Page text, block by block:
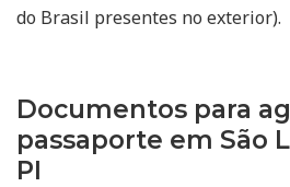
do Brasil presentes no exterior).
Documentos para
passaporte em São
PI